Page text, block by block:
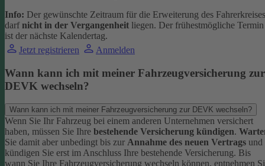
Info: Der gewünschte Zeitraum für die Erweiterung des Fahrerkreises
darf nicht in der Vergangenheit liegen. Der frühestmögliche Termin
ist der nächste Kalendertag.
Jetzt registrieren
Anmelden
Wann kann ich mit meiner Fahrzeugversicherung zur
DEVK wechseln?
Wann kann ich mit meiner Fahrzeugversicherung zur DEVK wechseln?
Wenn Sie Ihr Fahrzeug bei einem anderen Unternehmen versichert
haben, müssen Sie Ihre bestehende Versicherung kündigen.
Sie damit aber unbedingt bis zur Annahme des neuen Vertrags und
kündigen Sie erst im Anschluss Ihre bestehende Versicherung. Bis
wann Sie Ihre Fahrzeugversicherung wechseln können, entnehmen